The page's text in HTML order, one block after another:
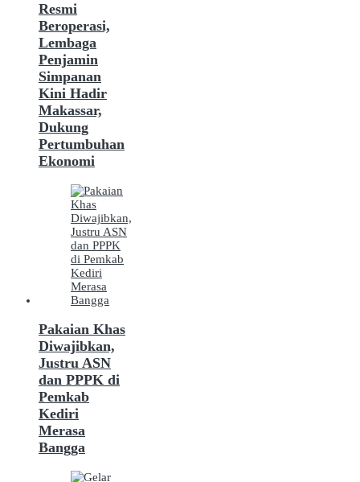
Resmi
Beroperasi,
Lembaga
Penjamin
Simpanan
Kini Hadir
Makassar,
Dukung
Pertumbuhan
Ekonomi
Pakaian Khas
Diwajibkan,
Justru ASN
dan PPPK di
Pemkab
Kediri
Merasa
Bangga